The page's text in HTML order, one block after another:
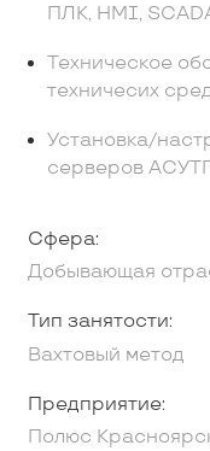
ПЛК, HMI,
Техническое
техничесих
Установка/
серверов
Сфера:
Добывающая
Тип занятости:
Вахтовый метод
Предприятие:
Полюс